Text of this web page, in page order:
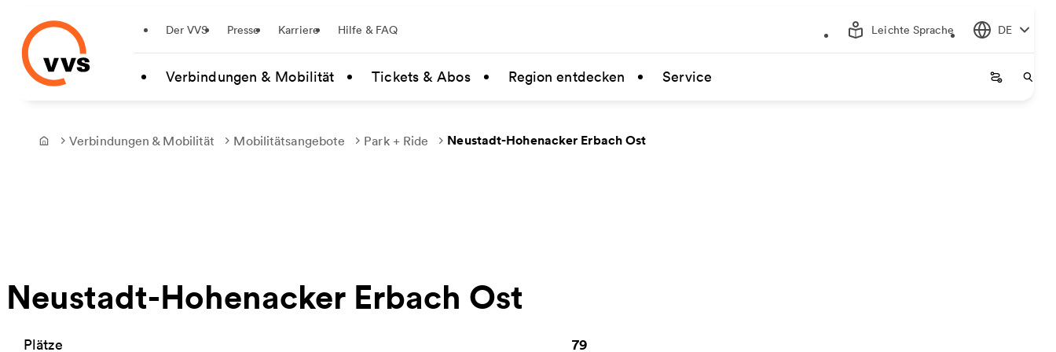
Zum Hauptinhalt springen
Der VVS Presse Karriere Hilfe & FAQ Leichte Sprache DE
Verbindungen & Mobilität Tickets & Abos Region entdecken Service Startseite
Frontpage
Verbindungen & Mobilität Mobilitätsangebote Park + Ride Neustadt-Hohenacker Erbach Ost
Neustadt-Hohenacker Erbach Ost
Plätze 79